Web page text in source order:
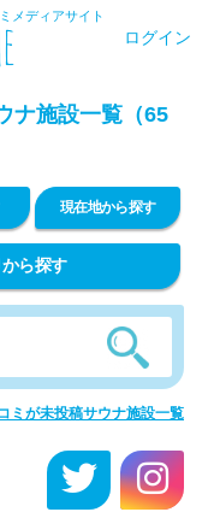
メディアサイト
ログイン
ナ施設一覧（65
現在地から探す
ら探す
ミが未投稿サウナ施設一覧